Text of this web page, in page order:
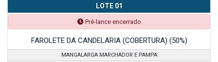
LOTE 01
Pré-lance encerrado
FAROLETE DA CANDELARIA (COBERTURA) (50%)
MANGALARGA MARCHADOR E PAMPA